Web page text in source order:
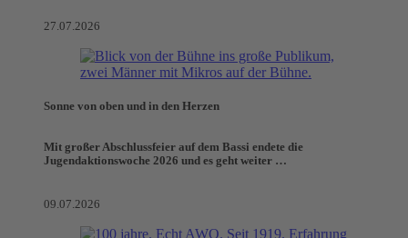
27.07.2026
Sonne von oben und in den Herzen
Mit großer Abschlussfeier auf dem Bassi endete die
Jugendaktionswoche 2026 und es geht weiter …
09.07.2026